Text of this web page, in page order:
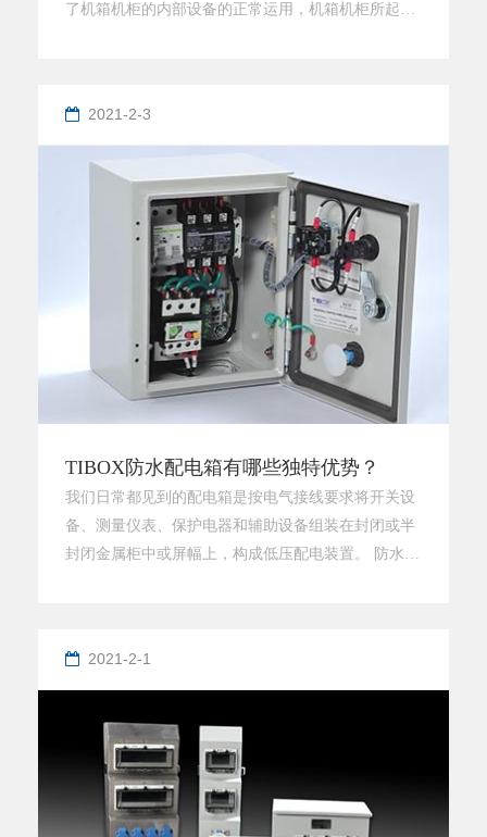
了机箱机柜的内部设备的正常运用，机箱机柜所起到
员，才干成就一款好的机箱机柜产品。下面通过小
编，咱们来了解了解机箱机柜的钢板折弯工艺时需要
留意哪些事项：1.机箱机柜折弯件在曲折
2021-2-3
TIBOX防水配电箱有哪些独特优势？
我们日常都见到的配电箱是按电气接线要求将开关设
备、测量仪表、保护电器和辅助设备组装在封闭或半
封闭金属柜中或屏幅上，构成低压配电装置。 防水配
防、耐酸、耐碱、外型，防水配电箱具有美观、品质
稳定、完全绝缘不导电、抗撞击不变形等特点。其
次，全绝缘防护，采用金属冷轧钢板
2021-2-1